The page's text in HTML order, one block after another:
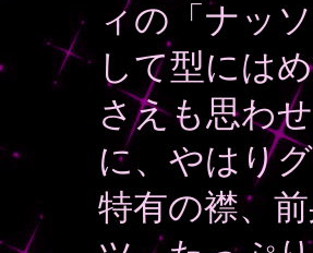
ィの「ナッ
して型には
さえも思わ
に、やはり
特有の襟、